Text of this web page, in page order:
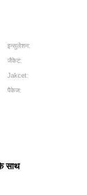
इन्सुलेशन:
जैकेट:
Jakcet:
पैकेज:
साथ